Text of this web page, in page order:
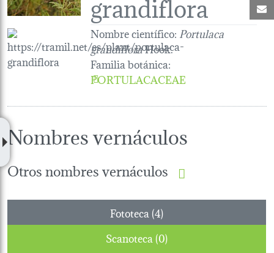
Nombre científico: Portulaca
grandifloraHook.
Familia botánica:
PORTULACACEAE
Nombres vernáculos
Otros nombres vernáculos
Fototeca (4)
Scanoteca (0)